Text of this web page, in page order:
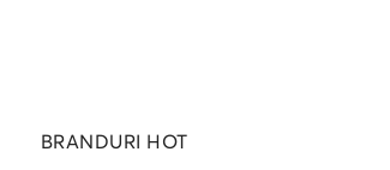
BRANDURI HOT